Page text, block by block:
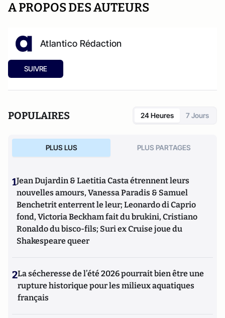
A PROPOS DES AUTEURS
Atlantico Rédaction
SUIVRE
POPULAIRES 24 Heures 7 Jours
PLUS LUS PLUS PARTAGES
1Jean Dujardin & Laetitia Casta étrennent leurs
nouvelles amours, Vanessa Paradis & Samuel
Benchetrit enterrent le leur; Leonardo di Caprio
fond, Victoria Beckham fait du brukini, Cristiano
Ronaldo du bisco-fils; Suri ex Cruise joue du
Shakespeare queer
2La sécheresse de l’été 2026 pourrait bien être une
rupture historique pour les milieux aquatiques
français